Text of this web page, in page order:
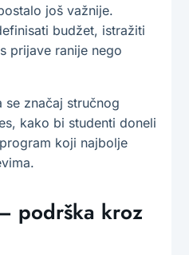
još važnije.
budžet, istražiti
prijave ranije nego
se značaj stručnog
kako bi studenti doneli
koji najbolje
podrška kroz